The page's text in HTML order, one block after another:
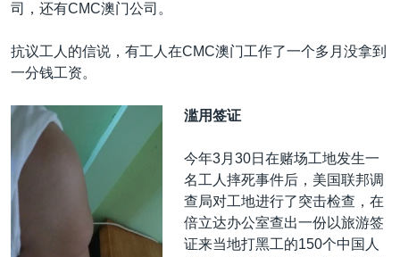
司，还有CMC澳门公司。
抗议工人的信说，有工人在CMC澳门工作了一个多月没拿到
一分钱工资。
滥用签证
今年3月30日在赌场工地发生一
名工人摔死事件后，美国联邦调
查局对工地进行了突击检查，在
倍立达办公室查出一份以旅游签
证来当地打黑工的150个中国人